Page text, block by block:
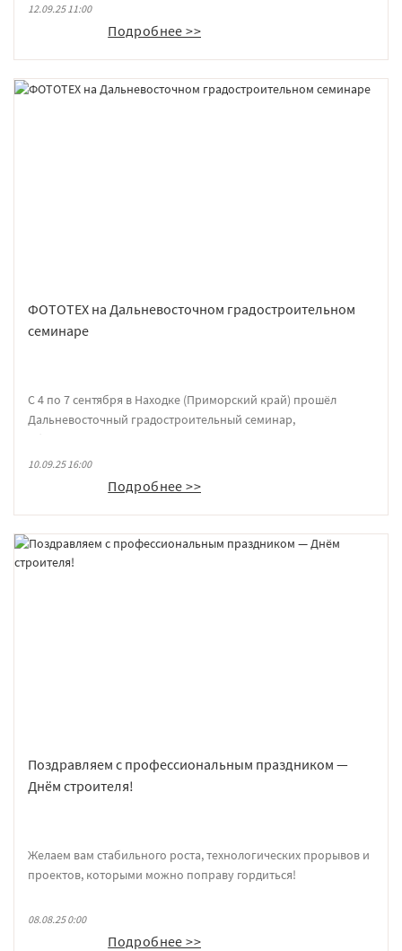
пожарного сообщества, представителей региональных
надзорных органов, проектировщиков и специалистов
строительной отрасли.
12.09.25 11:00
Подробнее >>
ФОТОТЕХ на Дальневосточном градостроительном
семинаре
С 4 по 7 сентября в Находке (Приморский край) прошёл
Дальневосточный градостроительный семинар,
строительной отрасли региона.
10.09.25 16:00
Подробнее >>
Поздравляем с профессиональным праздником —
Днём строителя!
Желаем вам стабильного роста, технологических прорывов и
проектов, которыми можно поправу гордиться!
08.08.25 0:00
Подробнее >>